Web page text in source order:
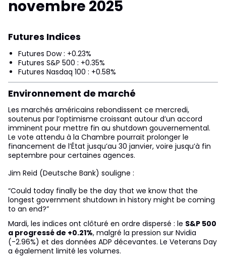
novembre 2025
Futures Indices
Futures Dow : +0.23%
Futures S&P 500 : +0.35%
Futures Nasdaq 100 : +0.58%
Environnement de marché
Les marchés américains rebondissent ce mercredi,
soutenus par l’optimisme croissant autour d’un accord
imminent pour mettre fin au shutdown gouvernemental.
Le vote attendu à la Chambre pourrait prolonger le
financement de l’État jusqu’au 30 janvier, voire jusqu’à fin
septembre pour certaines agences.
Jim Reid (Deutsche Bank) souligne :
“Could today finally be the day that we know that the
longest government shutdown in history might be coming
to an end?”
Mardi, les indices ont clôturé en ordre dispersé : le S&P 500
a progressé de +0.21%, malgré la pression sur Nvidia
(-2.96%) et des données ADP décevantes. Le Veterans Day
a également limité les volumes.